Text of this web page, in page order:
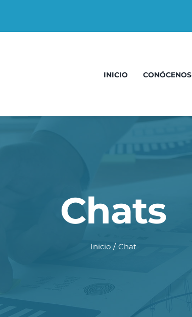
INICIO CONÓCENOS
Chats
Inicio Chat